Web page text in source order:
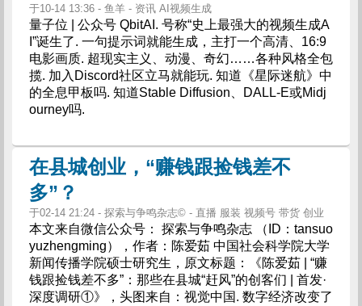
于10-14 13:36 - 鱼羊 - 资讯 AI视频生成
量子位 | 公众号 QbitAI. 号称“史上最强大的视频生成A
I”诞生了. 一句提示词就能生成，主打一个高清、16:9
电影画质. 超现实主义、动漫、奇幻……各种风格全包
揽. 加入Discord社区立马就能玩. 知道《星际迷航》中
的全息甲板吗. 知道Stable Diffusion、DALL-E或Midj
ourney吗.
在县城创业，“赚钱跟捡钱差不
多”？
于02-14 21:24 - 探索与争鸣杂志© - 直播 服装 视频号 带货 创业
本文来自微信公众号： 探索与争鸣杂志 （ID：tansuo
yuzhengming），作者：陈爱茹 中国社会科学院大学
新闻传播学院硕士研究生，原文标题：《陈爱茹 | “赚
钱跟捡钱差不多”：那些在县城“赶风”的创客们 | 首发·
深度调研①》，头图来自：视觉中国. 数字经济改变了